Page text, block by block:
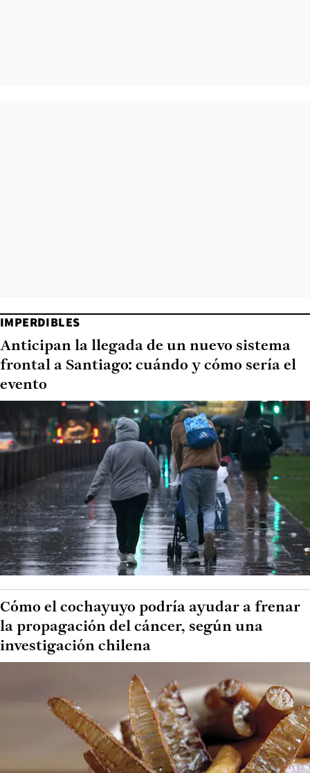
IMPERDIBLES
Anticipan la llegada de un nuevo sistema
frontal a Santiago: cuándo y cómo sería el
evento
Cómo el cochayuyo podría ayudar a frenar
la propagación del cáncer, según una
investigación chilena